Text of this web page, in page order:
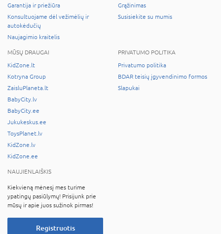
Garantija ir priežiūra
Konsultuojame dėl vežimėlių ir
autokėdučių
Naujagimio kraitelis
Grąžinimas
Susisiekite su mumis
MŪSŲ DRAUGAI
KidZone.lt
Kotryna Group
ZaisluPlaneta.lt
BabyCity.lv
BabyCity.ee
Jukukeskus.ee
ToysPlanet.lv
KidZone.lv
KidZone.ee
PRIVATUMO POLITIKA
Privatumo politika
BDAR teisių įgyvendinimo formos
Slapukai
NAUJIENLAIŠKIS
Kiekvieną mėnesį mes turime
ypatingų pasiūlymų! Prisijunk prie
mūsų ir apie juos sužinok pirmas!
Registruotis